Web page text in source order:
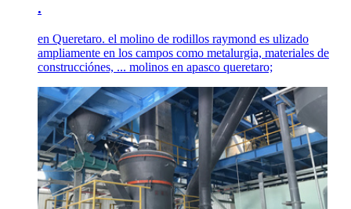
.
en Queretaro. el molino de rodillos raymond es ulizado
ampliamente en los campos como metalurgia, materiales de
construcciónes, ... molinos en apasco queretaro;